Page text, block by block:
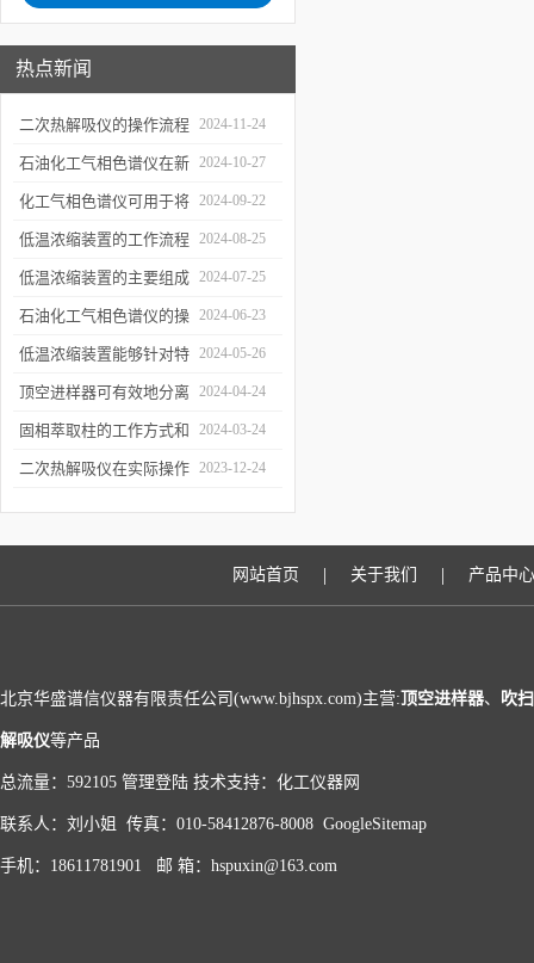
热点新闻
二次热解吸仪的操作流程
和使用注意事项
2024-11-24
石油化工气相色谱仪在新
材料、新产品的研发中的
应用
2024-10-27
化工气相色谱仪可用于将
样品引入色谱柱并推动分
离过程
2024-09-22
低温浓缩装置的工作流程
及使用注意事项
2024-08-25
低温浓缩装置的主要组成
部分及具体工作流程分析
2024-07-25
石油化工气相色谱仪的操
作要点详细分析
2024-06-23
低温浓缩装置能够针对特
定的目标组分进行有效浓
缩
2024-05-26
顶空进样器可有效地分离
和富集样品中的挥发性成
分
2024-04-24
固相萃取柱的工作方式和
应用场景
2024-03-24
二次热解吸仪在实际操作 2023-12-24
网站首页 | 关于我们 | 产品中心
北京华盛谱信仪器有限责任公司(www.bjhspx.com)主营:顶空进样器、 吹
解吸仪等产品
总流量：592105 管理登陆 技术支持： 化工仪器网
联系人：刘小姐 传真：010-58412876-8008 GoogleSitemap
手机：18611781901 邮 箱：hspuxin@163.com